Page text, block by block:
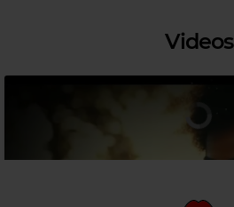
Magic 80s Hits
Videos